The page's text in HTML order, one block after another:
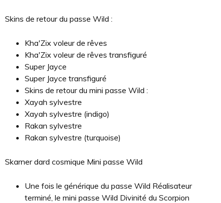
Skins de retour du passe Wild :
Kha'Zix voleur de rêves
Kha'Zix voleur de rêves transfiguré
Super Jayce
Super Jayce transfiguré
Skins de retour du mini passe Wild :
Xayah sylvestre
Xayah sylvestre (indigo)
Rakan sylvestre
Rakan sylvestre (turquoise)
Skarner dard cosmique Mini passe Wild
Une fois le générique du passe Wild Réalisateur
terminé, le mini passe Wild Divinité du Scorpion